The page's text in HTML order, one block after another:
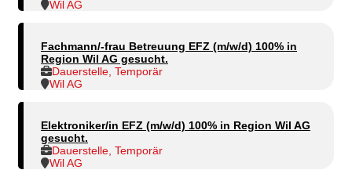
Wil AG
Fachmann/-frau Betreuung EFZ (m/w/d) 100% in
Region Wil AG gesucht.
Dauerstelle, Temporär
Wil AG
Elektroniker/in EFZ (m/w/d) 100% in Region Wil AG
gesucht.
Dauerstelle, Temporär
Wil AG